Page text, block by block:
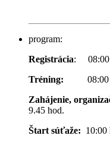
program:
Registrácia: 08:00
Tréning:
08:00 -
Zahájenie,
9.45 hod.
Štart súťaže: 10:00